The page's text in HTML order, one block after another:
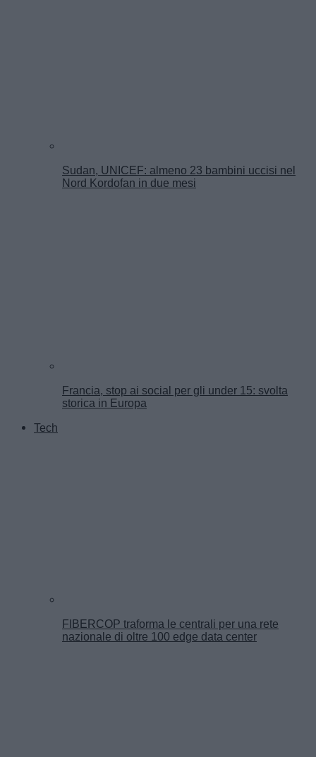
Sudan, UNICEF: almeno 23 bambini uccisi nel
Nord Kordofan in due mesi
Francia, stop ai social per gli under 15: svolta
storica in Europa
Tech
FIBERCOP traforma le centrali per una rete
nazionale di oltre 100 edge data center